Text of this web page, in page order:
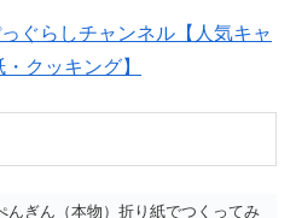
ぐらしチャンネル【人気キャ
クッキング】
んぎん（本物）折り紙でつくってみ